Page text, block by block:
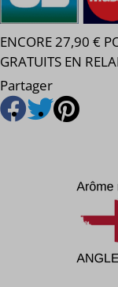
ENCORE 27,90 €
GRATUITS EN
Partager